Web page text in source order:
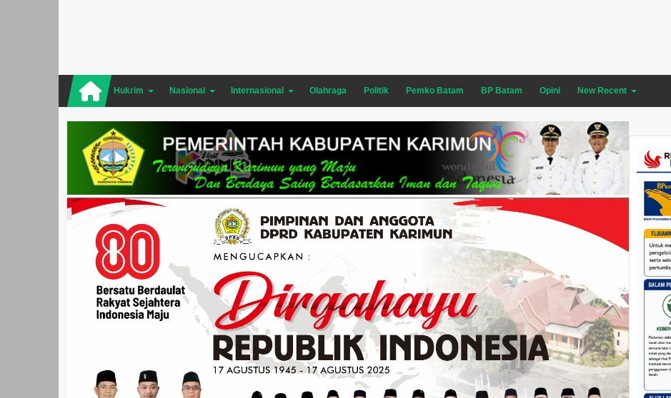
Hukrim Nasional Internasional Olahraga Politik Pemko Batam BP Batam Opini New Recent